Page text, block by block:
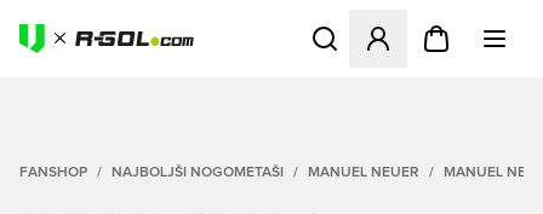
Odpre Modal za prijavo ali
FANSHOP NAJBOLJŠI NOGOMETAŠI MANUEL NEUER MANUEL